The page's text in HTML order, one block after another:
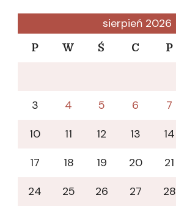
sierpień 2026
P W Ś C P
3
4 5 6 7
10
11 12 13 14
17
18 19 20 21
24
25 26 27 28